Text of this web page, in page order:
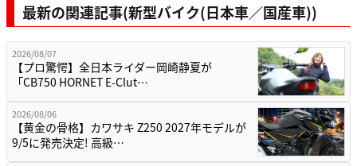
最新の関連記事(新型バイク(日本車／国産車))
2026/08/07
【プロ驚愕】全日本ライダー岡崎静夏が
「CB750 HORNET E-Clut…
2026/08/06
【黄金の骨格】カワサキ Z250 2027年モデルが
9/5に発売決定! 高級…